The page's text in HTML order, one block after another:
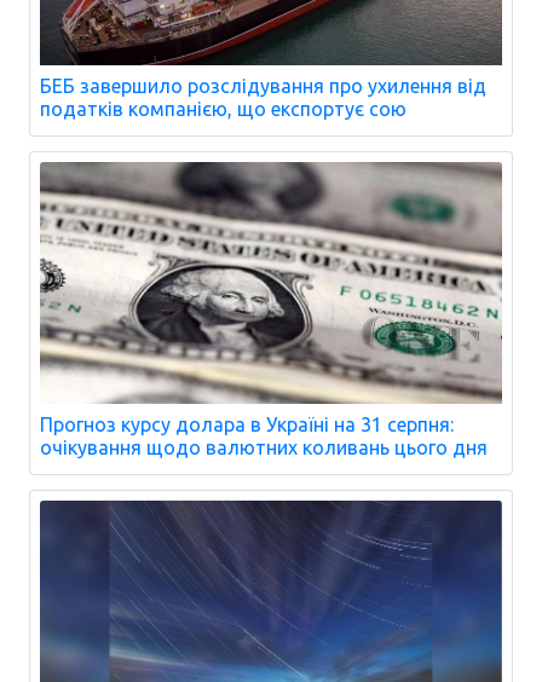
БЕБ завершило розслідування про ухилення від
податків компанією, що експортує сою
Прогноз курсу долара в Україні на 31 серпня:
очікування щодо валютних коливань цього дня